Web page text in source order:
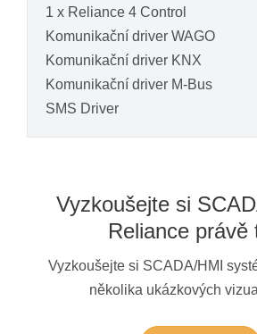
1 x Reliance 4 Control
Komunikační driver WAGO
Komunikační driver KNX
Komunikační driver M-Bus
SMS Driver
Vyzkoušejte si
Reliance právě
Vyzkoušejte si SCADA/HMI
několika ukázkových